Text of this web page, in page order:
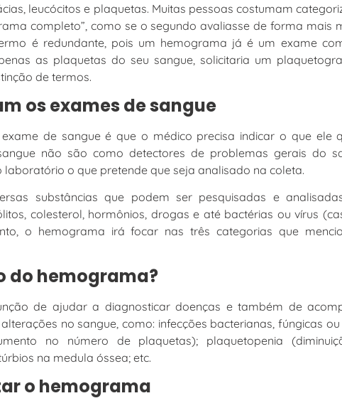
leucócitos e plaquetas. Muitas pessoas costumam
completo”, como se o segundo avaliasse de forma mais
é redundante, pois um hemograma já é um exame
as plaquetas do seu sangue, solicitaria um
de termos.
os exames de sangue
de sangue é que o médico precisa indicar o que ele
não são como detectores de problemas gerais do
o que pretende que seja analisado na coleta.
substâncias que podem ser pesquisadas e
colesterol, hormônios, drogas e até bactérias ou vírus
o hemograma irá focar nas três categorias que
do hemograma?
de ajudar a diagnosticar doenças e também de
no sangue, como: infecções bacterianas, fúngicas
no número de plaquetas); plaquetopenia
na medula óssea; etc.
o hemograma